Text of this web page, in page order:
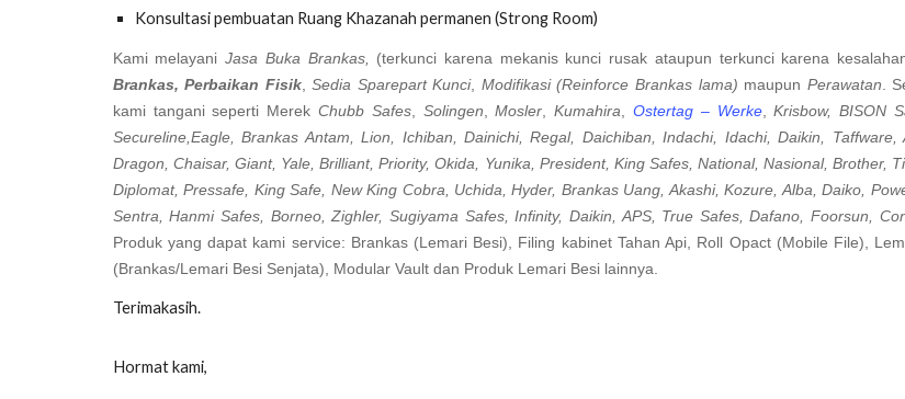
Konsultasi pembuatan Ruang Khazanah permanen (Strong Room)
Kami melayaniJasa Buka Brankas, (terkunci karena mekanis kunci rusak ataupun terkunci karena
Brankas, Perbaikan Fisik,Sedia Sparepart Kunci, Modifikasi (Reinforce Brankas lama) maupun Perawatan .
kami tangani seperti Merek Chubb Safes, Solingen ,Mosler ,Kumahira Ostertag – Werke,Krisbow, BISON
Secureline,Eagle, Brankas Antam, Lion, Ichiban, Dainichi, Regal, Daichiban, Indachi, Idachi, Daikin,
Dragon, Chaisar, Giant, Yale, Brilliant, Priority, Okida, Yunika, President, King Safes, National, Nasional, Brother,
Diplomat, Pressafe, King Safe, New King Cobra, Uchida, Hyder, Brankas Uang, Akashi, Kozure, Alba, Daiko,
Sentra, Hanmi Safes, Borneo, Zighler, Sugiyama Safes, Infinity, Daikin, APS, True Safes, Dafano, Foorsun,
Produk yang dapat kami service: Brankas (Lemari Besi), Filing kabinet Tahan Api, Roll Opact (Mobile File),
(Brankas/Lemari Besi Senjata), Modular Vault dan Produk Lemari Besi lainnya.
Terimakasih.
Hormat kami,